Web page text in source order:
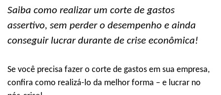
Saiba como realizar um corte de gastos
assertivo, sem perder o desempenho e ainda
conseguir lucrar durante de crise econômica!
Se você precisa fazer o corte de gastos em sua empresa,
confira como realizá-lo da melhor forma – e lucrar no